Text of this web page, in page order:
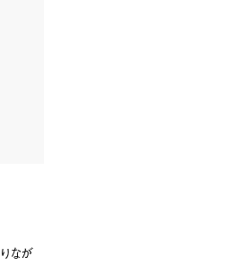
なが